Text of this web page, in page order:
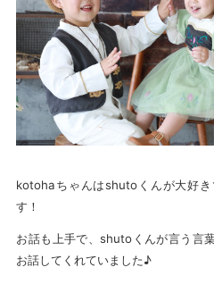
kotohaちゃんはshutoくんが大好
す！
お話も上手で、shutoくんが言う言
お話してくれていました♪